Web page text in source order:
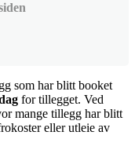
som har blitt booket
for tillegget. Ved
mange tillegg har blitt
eller utleie av